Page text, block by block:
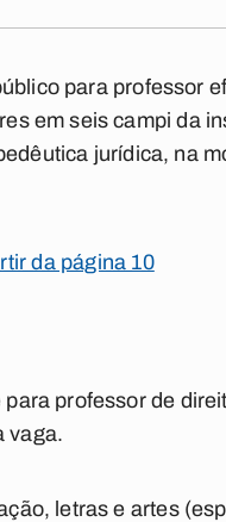
para professor
em seis campi da
jurídica, na
da página 10
professor de
vaga.
letras e artes